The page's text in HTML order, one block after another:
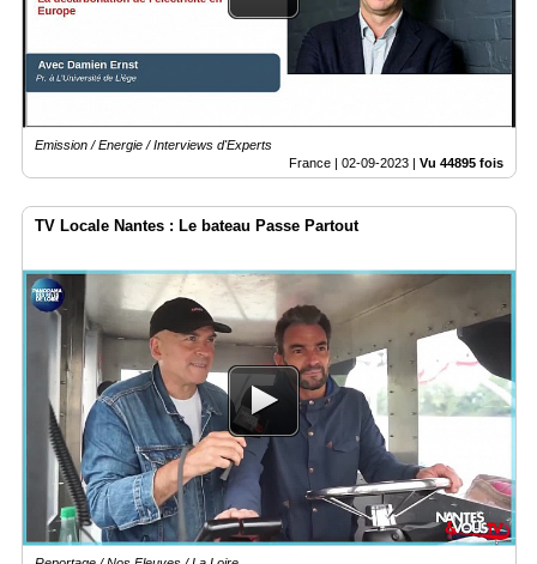
Emission / Energie / Interviews d'Experts
France | 02-09-2023 | Vu 44895 fois
TV Locale Nantes : Le bateau Passe Partout